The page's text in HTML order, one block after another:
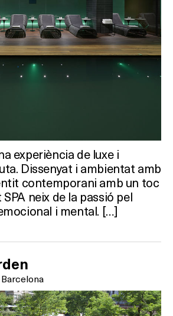
experiència de luxe i
Dissenyat i ambientat amb
contemporani amb un toc
neix de la passió pel
i mental. […]